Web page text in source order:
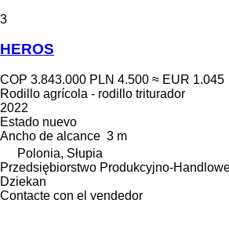
3
HEROS
COP 3.843.000 PLN 4.500 ≈ EUR 1.045
Rodillo agrícola - rodillo triturador
2022
Estado nuevo
Ancho de alcance 3 m
Polonia, Słupia
Przedsiębiorstwo Produkcyjno-
Dziekan
Contacte con el vendedor